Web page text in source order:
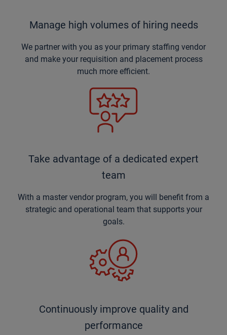
Manage high volumes of hiring needs
We partner with you as your primary staffing vendor
and make your requisition and placement process
much more efficient.
Take advantage of a dedicated expert
team
With a master vendor program, you will benefit from a
strategic and operational team that supports your
goals.
Continuously improve quality and
performance